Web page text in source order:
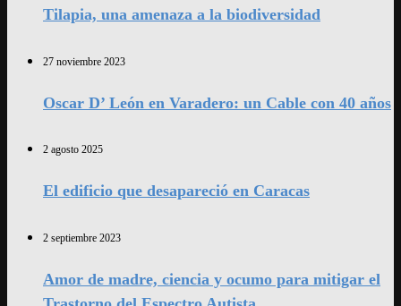
Tilapia, una amenaza a la biodiversidad
27 noviembre 2023
Oscar D’ León en Varadero: un Cable con 40 años
2 agosto 2025
El edificio que desapareció en Caracas
2 septiembre 2023
Amor de madre, ciencia y ocumo para mitigar el